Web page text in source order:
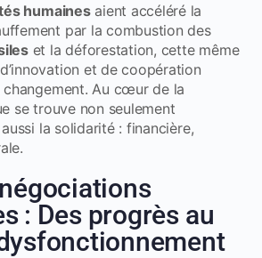
humainesaient accéléré la
par la combustion des
et la déforestation, cette même
et de coopération
Au cœur de la
se trouve non seulement
la solidarité : financière,
: Des progrès au